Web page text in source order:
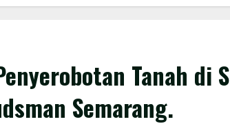
Tanah di
Semarang.